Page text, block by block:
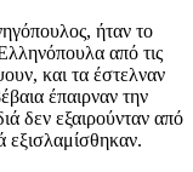
ήταν το
από τις
και τα έστελναν
έπαιρναν την
δεν εξαιρούνταν από
εξισλαμίσθηκαν.